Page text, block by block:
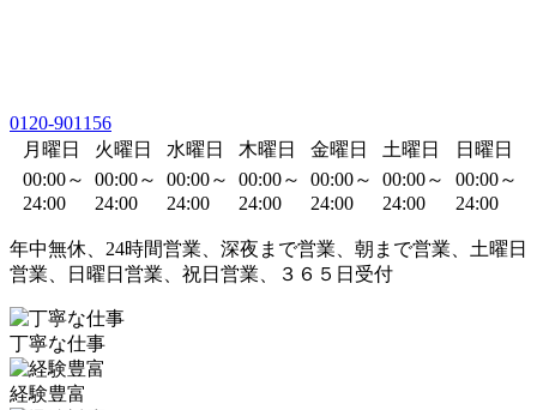
0120-901156
月曜日
火曜日 水曜日 木曜日 金曜日 土曜日
日曜日
00:00～
24:00
00:00～
24:00
00:00～
24:00
00:00～
24:00
00:00～
24:00
00:00～
24:00
00:00～
24:00
年中無休、24時間営業、深夜まで営業、朝まで営業、土曜日
営業、日曜日営業、祝日営業、３６５日受付
丁寧な仕事
経験豊富